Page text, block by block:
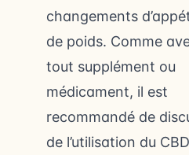
changements
de poids. Comme
tout supplément ou
médicament, il est
recommandé de
de l’utilisation du CBD